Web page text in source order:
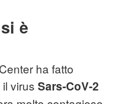
è
ha fatto
virus Sars-CoV-2